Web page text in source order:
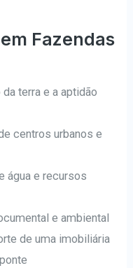
Fazendas
terra e a aptidão
centros urbanos e
água e recursos
e ambiental
de uma imobiliária